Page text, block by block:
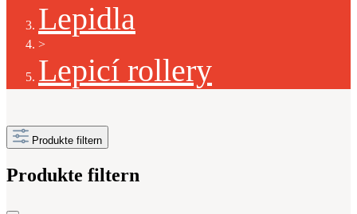
Lepidla
>
Lepicí rollery
Produkte filtern
Produkte filtern